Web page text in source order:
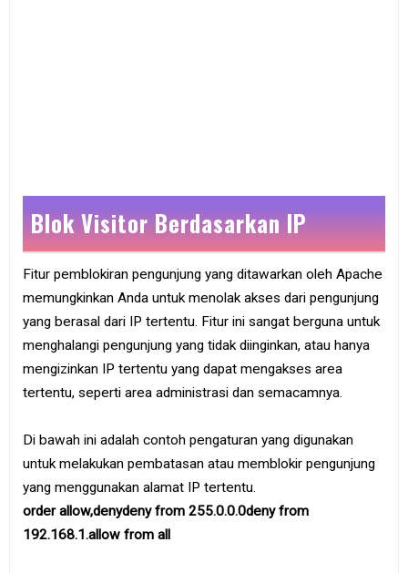
Blok Visitor Berdasarkan IP
Fitur pemblokiran pengunjung yang ditawarkan oleh Apache
memungkinkan Anda untuk menolak akses dari pengunjung
yang berasal dari IP tertentu. Fitur ini sangat berguna untuk
menghalangi pengunjung yang tidak diinginkan, atau hanya
mengizinkan IP tertentu yang dapat mengakses area
tertentu, seperti area administrasi dan semacamnya.
Di bawah ini adalah contoh pengaturan yang digunakan
untuk melakukan pembatasan atau memblokir pengunjung
yang menggunakan alamat IP tertentu.
order allow,denydeny from 255.0.0.0deny from
192.168.1.allow from all